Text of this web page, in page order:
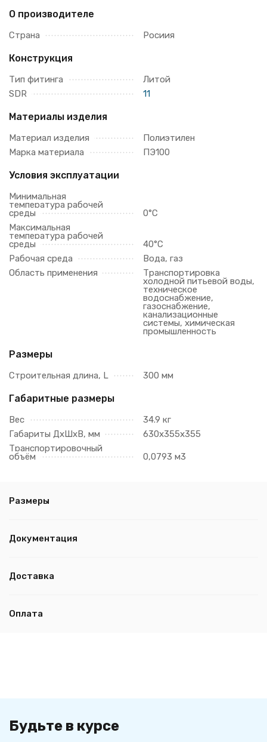
О производителе
Страна Росиия
Конструкция
Тип фитинга
Литой
SDR
11
Материалы изделия
Материал изделия
Полиэтилен
Марка материала
ПЭ100
Условия эксплуатации
Минимальная
температура рабочей
среды
0°С
Максимальная
температура рабочей
среды
40°С
Рабочая среда
Вода, газ
Область применения
Транспортировка
холодной питьевой воды,
техническое
водоснабжение,
газоснабжение,
канализационные
системы, химическая
промышленность
Размеры
Строительная длина, L 300 мм
Габаритные размеры
Вес
34.9 кг
Габариты ДхШхВ, мм
630х355х355
Транспортировочный
объём 0,0793 м3
Размеры
Документация
Доставка
Оплата
Будьте в курсе